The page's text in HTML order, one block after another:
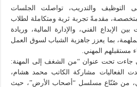
التوظيف والتدريب، تواصلت الجلسات
مقدمةً تجربة ثرية ومتكاملة لطلاب
الإبداع الفني، والإدارة المالية، وريادة
بما يعزز جاهزية الشباب لسوق العمل
مستقبلهم المهني.
جاءت تحت عنوان “من الشغف إلى المهنة:
الفعاليات مشاركة الكاتب محمد هشام،
من صُنّاع مسلسل “أصحاب الأرض”، حيث